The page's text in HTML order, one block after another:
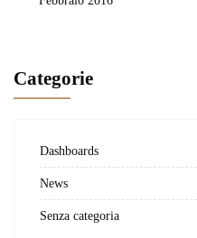
Categorie
Dashboards
News
Senza categoria